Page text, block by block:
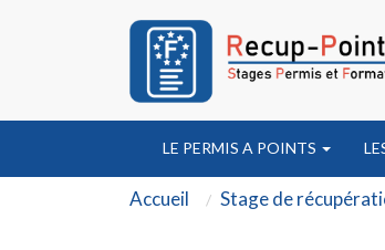
LE PERMIS A POINTS
Accueil Stage de